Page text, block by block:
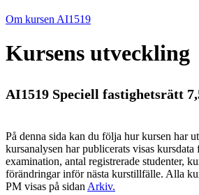
Om kursen AI1519
Kursens utveckling
AI1519 Speciell fastighetsrätt
På denna sida kan du följa hur kursen har
kursanalysen har publicerats visas
examination, antal registrerade studenter,
förändringar inför nästa kurstillfälle. Alla
PM visas på sidan Arkiv.